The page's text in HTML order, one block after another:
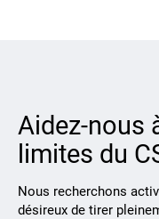
Aidez-nous
limites du
Nous recherchons
désireux de tirer